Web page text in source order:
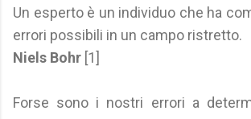
Un esperto è un individuo che ha
errori possibili in un campo ristretto.
Niels Bohr [1]
Forse sono i nostri errori a